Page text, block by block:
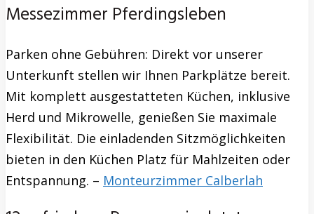
Messezimmer Pferdingsleben
Parken ohne Gebühren: Direkt vor unserer
Unterkunft stellen wir Ihnen Parkplätze bereit.
Mit komplett ausgestatteten Küchen, inklusive
Herd und Mikrowelle, genießen Sie maximale
Flexibilität. Die einladenden Sitzmöglichkeiten
bieten in den Küchen Platz für Mahlzeiten oder
Entspannung. – Monteurzimmer Calberlah